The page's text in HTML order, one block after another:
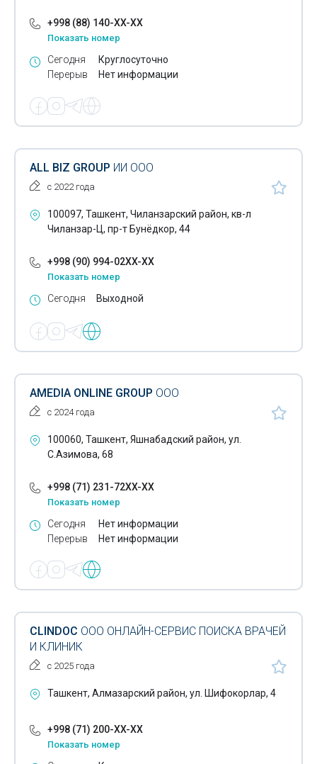
+998 (88) 140-XX-XX
Показать номер
Сегодня
Перерыв
Круглосуточно
Нет информации
ALL BIZ GROUP ИИ ООО
с 2022 года
100097, Ташкент, Чиланзарский район, кв-л
Чиланзар-Ц, пр-т Бунёдкор, 44
+998 (90) 994-02XX-XX
Показать номер
Сегодня Выходной
AMEDIA ONLINE GROUP ООО
с 2024 года
100060, Ташкент, Яшнабадский район, ул.
С.Азимова, 68
+998 (71) 231-72XX-XX
Показать номер
Сегодня
Перерыв
Нет информации
Нет информации
CLINDOC ООО ОНЛАЙН-СЕРВИС ПОИСКА ВРАЧЕЙ
И КЛИНИК
с 2025 года
Ташкент, Алмазарский район, ул. Шифокорлар, 4
+998 (71) 200-XX-XX
Показать номер